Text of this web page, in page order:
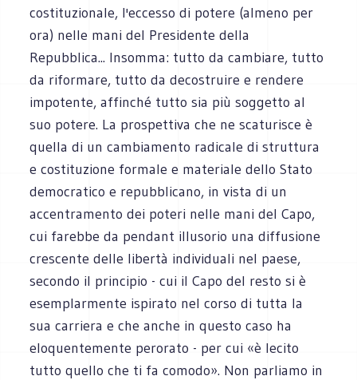
costituzionale, l'eccesso di potere (almeno per
ora) nelle mani del Presidente della
Repubblica... Insomma: tutto da cambiare, tutto
da riformare, tutto da decostruire e rendere
impotente, affinché tutto sia più soggetto al
suo potere. La prospettiva che ne scaturisce è
quella di un cambiamento radicale di struttura
e costituzione formale e materiale dello Stato
democratico e repubblicano, in vista di un
accentramento dei poteri nelle mani del Capo,
cui farebbe da pendant illusorio una diffusione
crescente delle libertà individuali nel paese,
secondo il principio - cui il Capo del resto si è
esemplarmente ispirato nel corso di tutta la
sua carriera e che anche in questo caso ha
eloquentemente perorato - per cui «è lecito
tutto quello che ti fa comodo». Non parliamo in